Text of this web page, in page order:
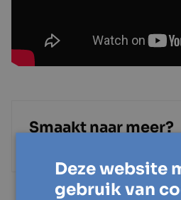
Smaakt naar meer?
Deze website
gebruik van